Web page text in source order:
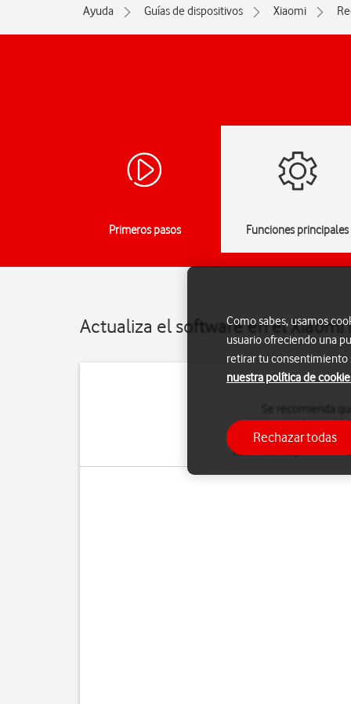
Ayuda Guías de dispositivos Xiaomi
Primeros pasos Funciones principales
Actualiza el software en el Xiaomi
corrigiendo
memoria, o al menos,
necesitas disponer de
Como sabes, usamos
usuario ofreciendo una
retirar tu consentimiento
nuestra política de
Rechazar todas